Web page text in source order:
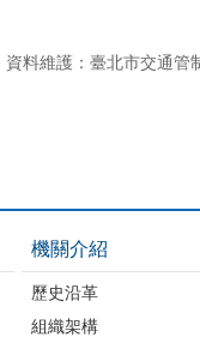
資料維護：臺北市交通管
機關介紹
歷史沿革
組織架構